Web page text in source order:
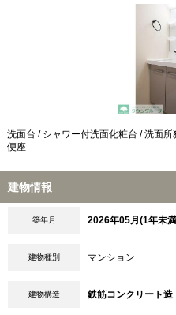
洗面台 / シャワー付洗面化粧台 / 洗面
便座
建物情報
築年月 2026年05月(1年未
建物種別 マンション
建物構造 鉄筋コンクリート造